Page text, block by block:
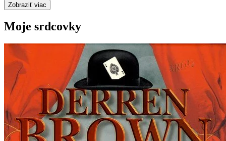
Zobraziť viac
Moje srdcovky